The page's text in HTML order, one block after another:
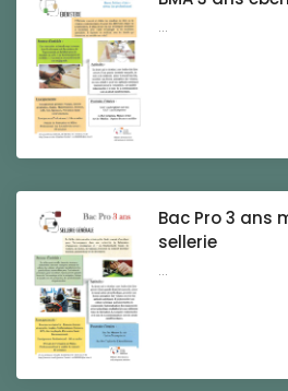
...
Bac Pro 3 ans
sellerie
...